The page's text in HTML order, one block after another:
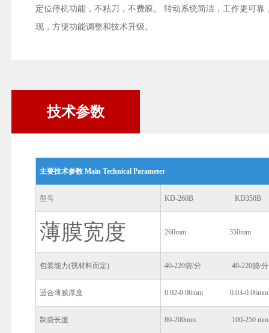
定位停机功能，不粘刀，不费膜。 转动系统简洁，工作更可
现，方便功能调整和技术升级。
技术参数
主要技术参数 Main Technical Parameter
型号 KD-260B KD350B
薄膜宽度 260mm 350mm
包装能力(视材料而定) 40-220袋/分 40-220袋/分
适合薄膜厚度 0.02-0.06mm 0.03-0.06mm
制袋长度 80-200mm 100-250 mm